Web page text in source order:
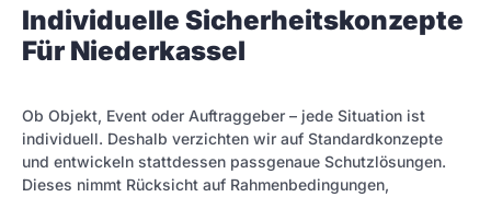
Individuelle Sicherheitskonzepte
Für Niederkassel
Ob Objekt, Event oder Auftraggeber – jede Situation ist
individuell. Deshalb verzichten wir auf Standardkonzepte
und entwickeln stattdessen passgenaue Schutzlösungen.
Dieses nimmt Rücksicht auf Rahmenbedingungen,